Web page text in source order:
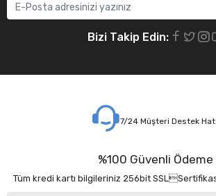
Bizi Takip Edin:
7/24 Müşteri Destek
%100 Güvenli Ödeme
Tüm kredi kartı bilgileriniz 256bit